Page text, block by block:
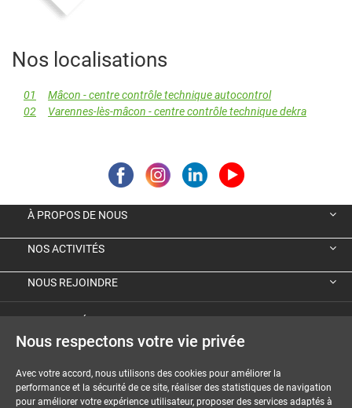
Nos localisations
01
Mâcon - centre contrôle technique autocontrol
02
Varennes-lès-mâcon - centre contrôle technique dekra
À PROPOS DE NOUS
NOS ACTIVITÉS
NOUS REJOINDRE
MENTIONS LÉGALES
Nous respectons votre vie privée
Avec votre accord, nous utilisons des cookies pour améliorer la
performance et la sécurité de ce site, réaliser des statistiques de navigation
pour améliorer votre expérience utilisateur, proposer des services adaptés à